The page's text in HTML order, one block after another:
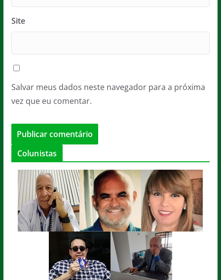
Site
Salvar meus dados neste navegador para a próxima
vez que eu comentar.
Colunistas